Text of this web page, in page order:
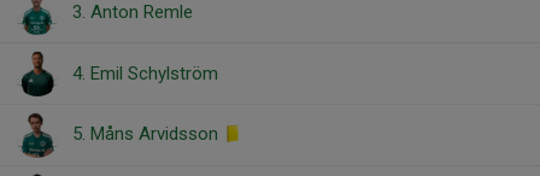
3. Anton Remle
4. Emil Schylström
5. Måns Arvidsson